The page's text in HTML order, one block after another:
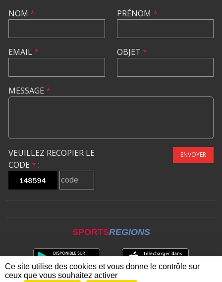
NOM *
EMAIL*
PRÉNOM *
OBJET *
MESSAGE *
VEUILLEZ RECOPIER LE
CODE * :
ENVOYER
SPORTSREGIONS
Ce site utilise des cookies et vous donne le contrôle sur
ceux que vous souhaitez activer